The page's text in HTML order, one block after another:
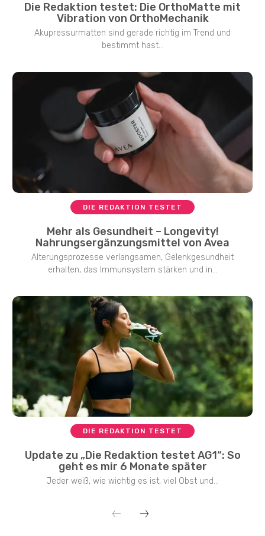
Die Redaktion testet: Die OrthoMatte mit
Vibration von OrthoMechanik
Akupressurmatten sind gerade richtig im Trend und
bestimmt hast...
DIE REDAKTION TESTET
Mehr als Gesundheit – Longevity!
Nahrungsergänzungsmittel von Avea
Alterungsprozesse verlangsamen, Gelenkgesundheit
erhalten, das Immunsystem stärken und in...
DIE REDAKTION TESTET
Update zu „Die Redaktion testet AG1“: So
geht es mir 6 Monate später
Jeder weiß, wie wichtig es ist, viel Obst und...